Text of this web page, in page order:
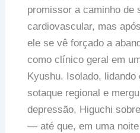
promissor a caminho de
cardiovascular, mas
ele se vê forçado a
como clínico geral em
Kyushu. Isolado,
sotaque regional e
depressão, Higuchi
— até que, em uma